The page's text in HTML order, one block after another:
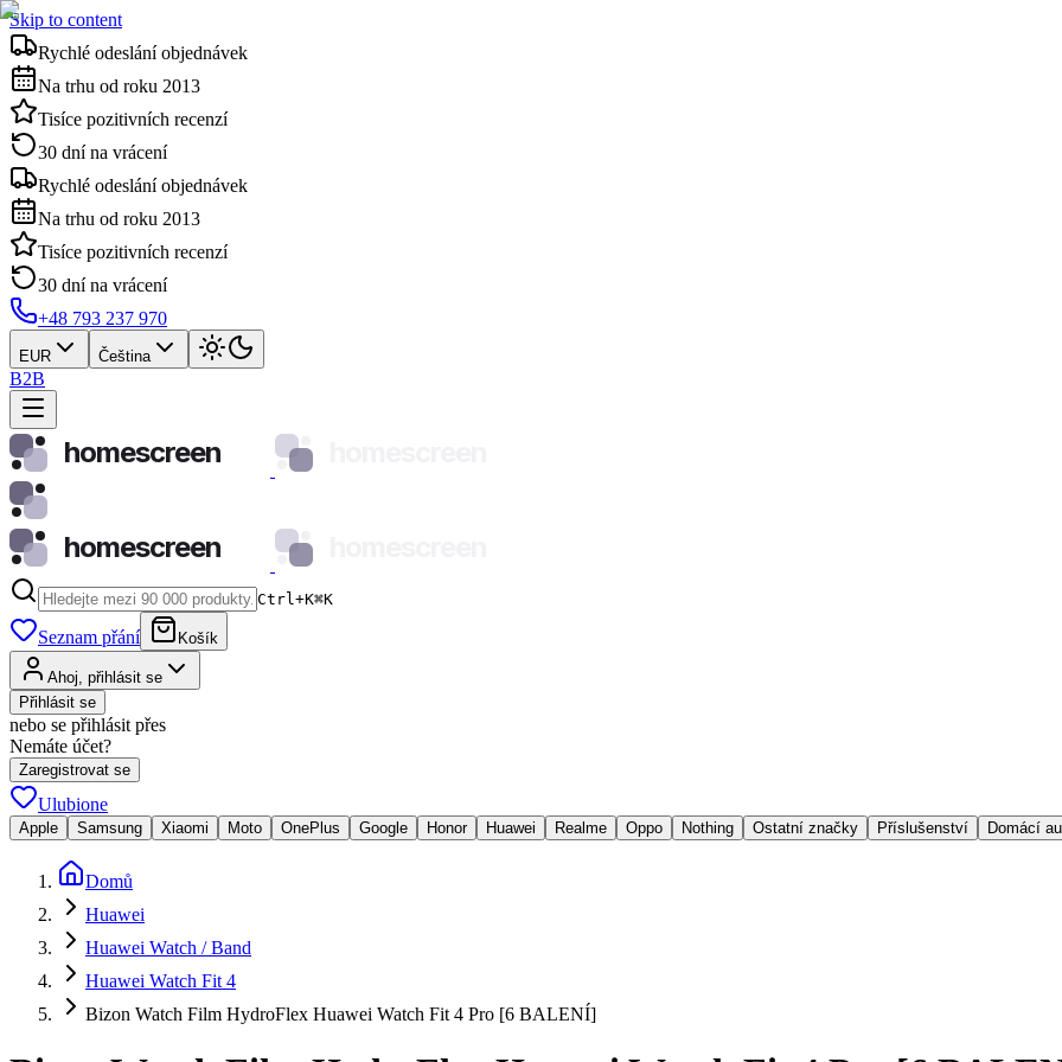
Skip to content
Rychlé odeslání objednávek
Na trhu od roku 2013
Tisíce pozitivních recenzí
30 dní na vrácení
Rychlé odeslání objednávek
Na trhu od roku 2013
Tisíce pozitivních recenzí
30 dní na vrácení
+48 793 237 970
EUR Čeština
B2B
homescreen
homescreen
Ctrl+K⌘K
Seznam přání Košík
Ahoj, přihlásit se
Přihlásit se
nebo se přihlásit přes
Nemáte účet?
Zaregistrovat se
Ulubione
Apple Samsung Xiaomi Moto OnePlus Google Honor Huawei Realme Oppo Nothing Ostatní značky Příslušenství Domácí
Domů
Huawei
Huawei Watch / Band
Huawei Watch Fit 4
Bizon Watch Film HydroFlex Huawei Watch Fit 4 Pro [6 BALENÍ]